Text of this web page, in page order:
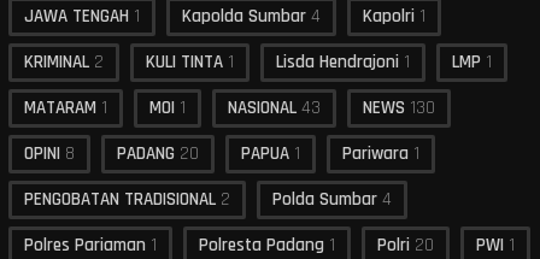
JAWA TENGAH 1 Kapolda Sumbar 4 Kapolri 1
KRIMINAL 2 KULI TINTA 1 Lisda Hendrajoni 1 LMP 1
MATARAM 1 MOI 1 NASIONAL 43 NEWS 130
OPINI 8 PADANG 20 PAPUA 1 Pariwara 1
PENGOBATAN TRADISIONAL 2 Polda Sumbar 4
Polres Pariaman 1 Polresta Padang 1 Polri 20 PWI 1